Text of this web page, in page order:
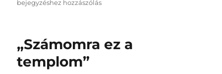
bejegyzéshez hozzászólás
„Számomra ez a
templom”